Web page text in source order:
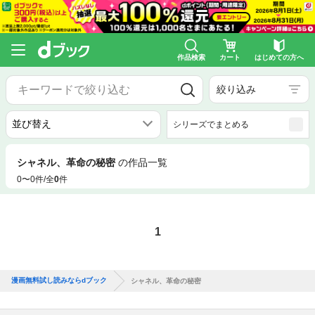
作品検索 カート はじめての方へ
絞り込み
シリーズでまとめる
シャネル、革命の秘密 の作品一覧
0〜0件/全0件
1
漫画無料試し読みならdブック シャネル、革命の秘密